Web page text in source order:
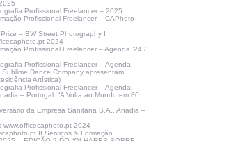
Profissional Freelancer – 2025:
Profissional Freelancer – CAPhoto
– BW Street Photography I
2024
Profissional Freelancer – Agenda ’24 /
Profissional Freelancer – Agenda:
Dance Company apresentam
Artística)
Profissional Freelancer – Agenda:
– Portugal: “A Volta ao Mundo em 80
da Empresa Sanitana S.A., Anadia –
www.officecaphoto.pt 2024
II Serviços & Formação